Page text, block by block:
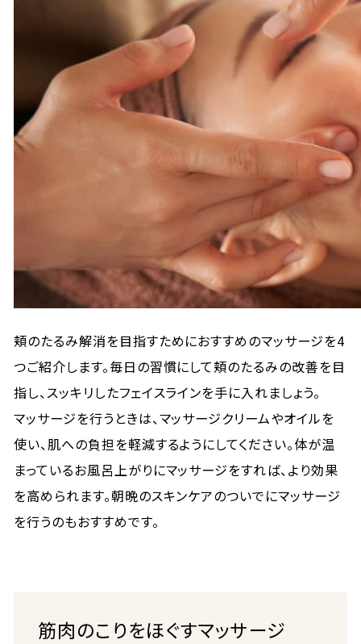
頬のたるみ解消を目指すためにおすすめのマッサージを4
つご紹介します。毎日の習慣にして頬のたるみの改善を目
指し、スッキリしたフェイスラインを手に入れましょう。
マッサージを行うときは、マッサージクリームやオイルを
使い、肌への負担を軽減するようにしてください。体が温
まっているお風呂上がりにマッサージをすれば、より効果
を高められます。朝晩のスキンケアのついでにマッサージ
を行うのもおすすめです。
筋肉のこりをほぐすマッサージ